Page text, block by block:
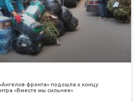
фронта» подошла к концу
«Вместе мы сильнее»